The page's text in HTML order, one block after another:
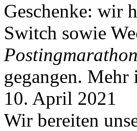
Geschenke: wir
Switch sowie
Postingmarathon
gegangen. Mehr
10. April 2021
Wir bereiten